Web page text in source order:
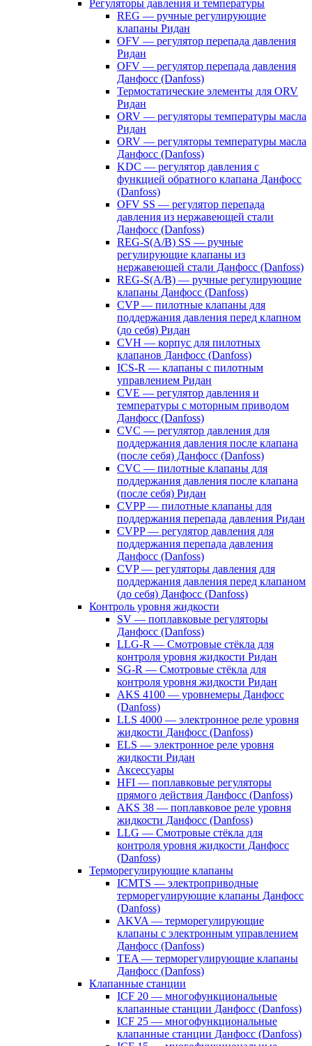
Регуляторы давления и температуры
REG — ручные регулирующие
клапаны Ридан
OFV — регулятор перепада давления
Ридан
OFV — регулятор перепада давления
Данфосс (Danfoss)
Термостатические элементы для ORV
Ридан
ORV — регуляторы температуры масла
Ридан
ORV — регуляторы температуры масла
Данфосс (Danfoss)
KDC — регулятор давления с
функцией обратного клапана Данфосс
(Danfoss)
OFV SS — регулятор перепада
давления из нержавеющей стали
Данфосс (Danfoss)
REG-S(A/B) SS — ручные
регулирующие клапаны из
нержавеющей стали Данфосс (Danfoss)
REG-S(A/B) — ручные регулирующие
клапаны Данфосс (Danfoss)
CVP — пилотные клапаны для
поддержания давления перед клапном
(до себя) Ридан
CVH — корпус для пилотных
клапанов Данфосс (Danfoss)
ICS-R — клапаны с пилотным
управлением Ридан
CVE — регулятор давления и
температуры с моторным приводом
Данфосс (Danfoss)
CVС — регулятор давления для
поддержания давления после клапана
(после себя) Данфосс (Danfoss)
CVС — пилотные клапаны для
поддержания давления после клапана
(после себя) Ридан
CVPP — пилотные клапаны для
поддержания перепада давления Ридан
CVPP — регулятор давления для
поддержания перепада давления
Данфосс (Danfoss)
CVP — регуляторы давления для
поддержания давления перед клапаном
(до себя) Данфосс (Danfoss)
Контроль уровня жидкости
SV — поплавковые регуляторы
Данфосс (Danfoss)
LLG-R — Смотровые стёкла для
контроля уровня жидкости Ридан
SG-R — Смотровые стёкла для
контроля уровня жидкости Ридан
AKS 4100 — уровнемеры Данфосс
(Danfoss)
LLS 4000 — электронное реле уровня
жидкости Данфосс (Danfoss)
ELS — электронное реле уровня
жидкости Ридан
Аксессуары
HFI — поплавковые регуляторы
прямого действия Данфосс (Danfoss)
AKS 38 — поплавковое реле уровня
жидкости Данфосс (Danfoss)
LLG — Смотровые стёкла для
контроля уровня жидкости Данфосс
(Danfoss)
Терморегулирующие клапаны
ICMTS — электроприводные
терморегулирующие клапаны Данфосс
(Danfoss)
AKVA — терморегулирующие
клапаны с электронным управлением
Данфосс (Danfoss)
TEA — терморегулирующие клапаны
Данфосс (Danfoss)
Клапанные станции
ICF 20 — многофункциональные
клапанные станции Данфосс (Danfoss)
ICF 25 — многофункциональные
клапанные станции Данфосс (Danfoss)